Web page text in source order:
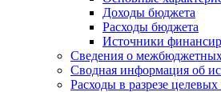
Доходы бюджета
Расходы бюджета
Источники
Сведения о
Сводная информация об
Расходы в разрезе